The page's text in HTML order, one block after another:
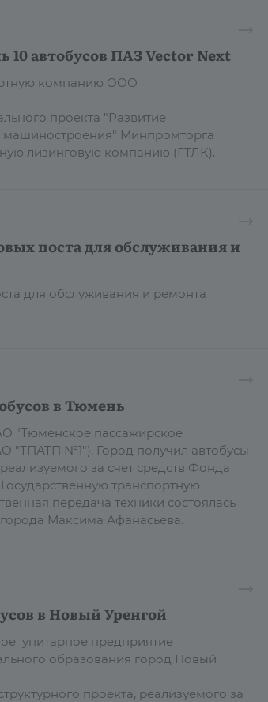
автобусов ПАЗ Vector Next
компанию ООО
проекта "Развитие
машиностроения" Минпромторга
лизинговую компанию (ГТЛК).
поста для обслуживания и
для обслуживания и ремонта
в Тюмень
"Тюменское пассажирское
"ТПАТП №1"). Город получил автобусы
за счет средств Фонда
транспортную
передача техники состоялась
Максима Афанасьева.
в Новый Уренгой
унитарное предприятие
образования город Новый
проекта, реализуемого за